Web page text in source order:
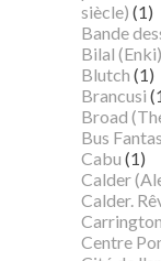
siècle) (1)
Bande
Bilal (Enki)
Blutch (1)
Brancusi
Broad
Bus
Cabu (1)
Calder
Calder.
Centre